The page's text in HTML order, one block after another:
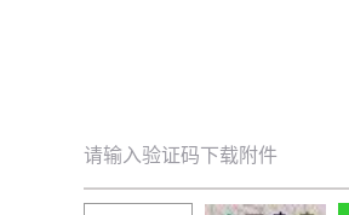
请输入验证码下载附件